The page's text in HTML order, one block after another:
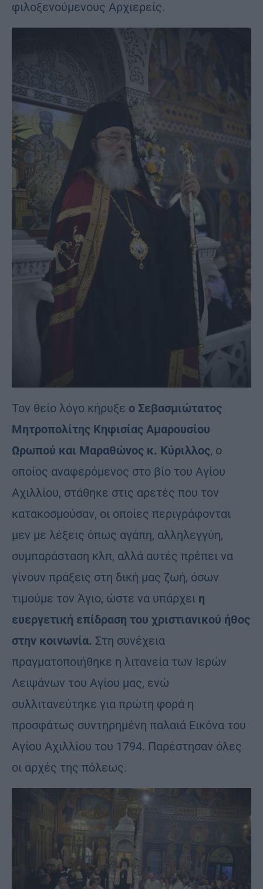
φιλοξενούμενους Αρχιερείς.
Τον θείο λόγο κήρυξε ο Σεβασμιώτατος
Μητροπολίτης Κηφισίας Αμαρουσίου
Ωρωπού και Μαραθώνος κ. Κύριλλος, ο
οποίος αναφερόμενος στο βίο του Αγίου
Αχιλλίου, στάθηκε στις αρετές που τον
κατακοσμούσαν, οι οποίες περιγράφονται
μεν με λέξεις όπως αγάπη, αλληλεγγύη,
συμπαράσταση κλπ, αλλά αυτές πρέπει να
γίνουν πράξεις στη δική μας ζωή, όσων
τιμούμε τον Άγιο, ώστε να υπάρχει η
ευεργετική επίδραση του χριστιανικού ήθος
στην κοινωνία. Στη συνέχεια
πραγματοποιήθηκε η λιτανεία των Ιερών
Λειψάνων του Αγίου μας, ενώ
συλλιτανεύτηκε για πρώτη φορά η
προσφάτως συντηρημένη παλαιά Εικόνα του
Αγίου Αχιλλίου του 1794. Παρέστησαν όλες
οι αρχές της πόλεως.